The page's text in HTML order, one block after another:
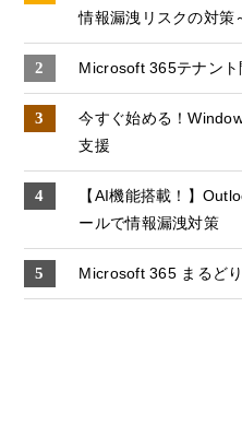
情報漏洩リスクの対策
Microsoft 365テナント
今すぐ始める！
支援
【AI機能搭載！】
ールで情報漏洩対策
Microsoft 365 まるど